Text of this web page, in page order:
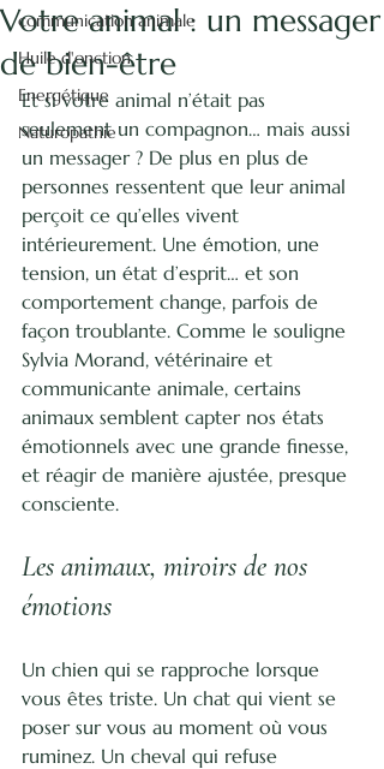
Communication Animale
communication animale
Huile d'onction
Energétique
Naturopathie
Votre animal : un messager
de bien-être
Et si votre animal n’était pas
seulement un compagnon… mais aussi
un messager ? De plus en plus de
personnes ressentent que leur animal
perçoit ce qu’elles vivent
intérieurement. Une émotion, une
tension, un état d’esprit… et son
comportement change, parfois de
façon troublante. Comme le souligne
Sylvia Morand, vétérinaire et
communicante animale, certains
animaux semblent capter nos états
émotionnels avec une grande finesse,
et réagir de manière ajustée, presque
consciente.
Les animaux, miroirs de nos
émotions
Un chien qui se rapproche lorsque
vous êtes triste. Un chat qui vient se
poser sur vous au moment où vous
ruminez. Un cheval qui refuse